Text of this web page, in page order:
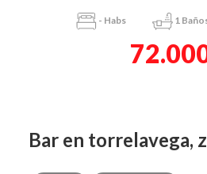
- Habs 1
bar en torrelavega,